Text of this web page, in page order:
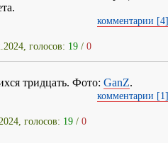
комментарии [4]
голосов: 19/ 0
тридцать. Фото: GanZ.
комментарии [1]
голосов: 19/ 0